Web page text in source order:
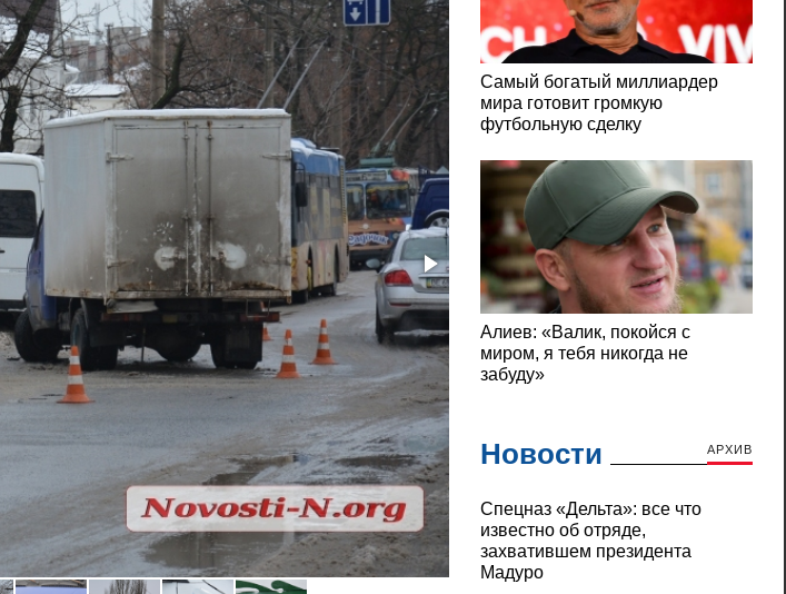
В центре Николаева столкнулись
Новости АРХИВ
Cпецназ «Дельта»: все что
известно об отряде,
захватившем президента
Мадуро